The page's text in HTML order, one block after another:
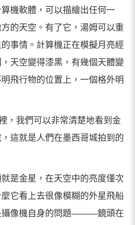
機軟體，可以描繪出任何一
的天空。有了它，湯姆可以重
事情。計算機正在模擬月亮經
天空變得漆黑，有幾個天體變
飛行物的位置上，一個格外明
，我們可以非常清楚地看到金
這就是人們在墨西哥城拍到的
是金星，在天空中的亮度僅次
它看上去很像模糊的外星飛船
攝像機自身的問題———鏡頭在